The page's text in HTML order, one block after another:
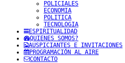
POLICIALES
ECONOMIA
POLITICA
TECNOLOGIA
ESPIRITUALIDAD
QUIENES SOMOS?
AUSPICIANTES E INVITACIONES
PROGRAMACIÓN AL AIRE
CONTACTO